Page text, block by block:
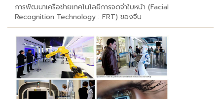
การพัฒนาเครือข่ายเทคโนโลยีการจดจำใบหน้า (Facial
Recognition Technology : FRT) ของจีน